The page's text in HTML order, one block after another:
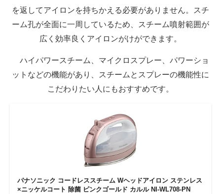
を返してアイロンを持ちかえる必要がありません。スチ
ーム孔が全面に一周しているため、スチーム噴射範囲が
広く効率良くアイロンがけができます。
ハイパワースチーム、マイクロスプレー、パワーショ
ットなどの機能があり、スチームとスプレーの機能性に
こだわりたい人にもおすすめです。
パナソニック コードレススチーム Wヘッドアイロン ステンレス
×ニッケルコート 除菌 ピンクゴールド カルル NI-WL708-PN